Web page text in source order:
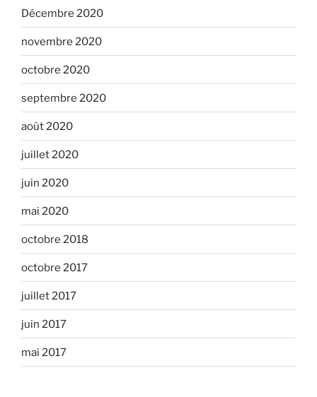
Décembre 2020
novembre 2020
octobre 2020
septembre 2020
août 2020
juillet 2020
juin 2020
mai 2020
octobre 2018
octobre 2017
juillet 2017
juin 2017
mai 2017